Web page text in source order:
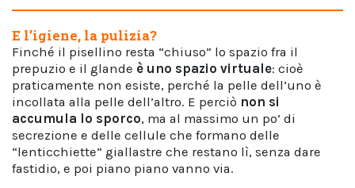
E l’igiene, la pulizia?
Finché il pisellino resta “chiuso” lo spazio fra il
prepuzio e il glande è uno spazio virtuale: cioè
praticamente non esiste, perché la pelle dell’uno è
incollata alla pelle dell’altro. E perciò non si
accumula lo sporco, ma al massimo un po’ di
secrezione e delle cellule che formano delle
“lenticchiette” giallastre che restano lì, senza dare
fastidio, e poi piano piano vanno via.